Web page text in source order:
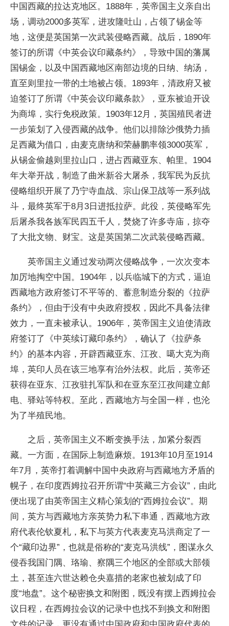
中国西藏的拉达克地区。1888年，英帝国主义亲自出
场，调动2000多英军，进攻隆吐山，占领了锡金等
地，这便是英国第一次武装侵略西藏。战后，1890年
签订的所谓《中英会议印藏条约》，导致中国的藩属
国锡金，以及中国西藏地区南部边境的日纳、纳汤，
直至则里拉一带的土地被占领。1893年，清政府又被
迫签订了所谓《中英会议印藏条款》，亚东被迫开设
为商埠，实行免税政策。1903年12月，英国殖民者进
一步策划了入侵西藏的战争。他们以排除沙俄势力插
足西藏为借口，由麦克唐纳和荣赫鹏率领3000英军，
从锡金偷越则里拉山口，进占西藏亚东、帕里。1904
年大举开战，制造了曲米新谷大屠杀，我军民为反抗
侵略组织开展了乃宁寺血战、宗山保卫战等一系列战
斗，最终英军于8月3日进抵拉萨。此役，英侵略军先
后屠杀我各族军民四五千人，焚烧了许多寺庙，掠夺
了大批文物、财宝。这是英国第二次武装侵略西藏。
英帝国主义通过发动两次侵略战争，一次次变本
加厉地掏空中国。1904年，以兵临城下的方式，逼迫
西藏地方政府签订不平等的、蓄意制造分裂的《拉萨
条约》，但由于没有中央政府授权，因此不具备法律
效力，一直未被承认。1906年，英帝国主义迫使清政
府签订了《中英续订藏印条约》，确认了《拉萨条
约》的基本内容，开辟西藏亚东、江孜、噶大克为商
埠，英印人员在该三地享有治外法权。此后，英帝还
获得在亚东、江孜驻扎军队和在亚东至江孜间建立邮
电、驿站等特权。至此，西藏地方与全国一样，也沦
为了半殖民地。
之后，英帝国主义不断变换手法，加紧分裂西
藏。一方面，在国际上制造麻烦。1913年10月至1914
年7月，英帝打着调解中国中央政府与西藏地方矛盾的
幌子，在印度西姆拉召开所谓“中英藏三方会议”，由此
便出现了由英帝国主义精心策划的“西姆拉会议”。期
间，英方与西藏地方亲英势力私下串通，西藏地方政
府代表伦钦夏札，私下与英方代表麦克马洪商定了一
个“藏印边界”，也就是俗称的“麦克马洪线”，图谋永久
侵吞我国门隅、珞瑜、察隅三个地区的全部或大部领
土，甚至连六世达赖仓央嘉措的老家也被划成了印
度“地盘”。这个秘密换文和附图，既没有摆上西姆拉会
议日程，在西姆拉会议的记录中也找不到换文和附图
文件的记录，更没有通过中国政府和中国政府代表的